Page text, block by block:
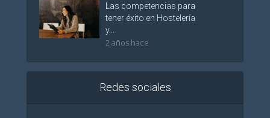
Las competencias para
tener éxito en Hostelería
y...
2 años hace
Redes sociales